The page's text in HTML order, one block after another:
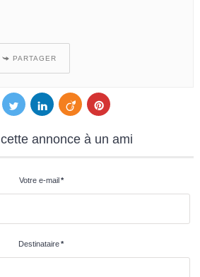
PARTAGER
cette annonce à un ami
Votre e-mail *
Destinataire*